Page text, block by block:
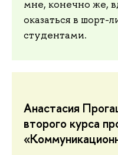
мне, конечно же,
оказаться в шорт-
студентами.
Анастасия
второго курса